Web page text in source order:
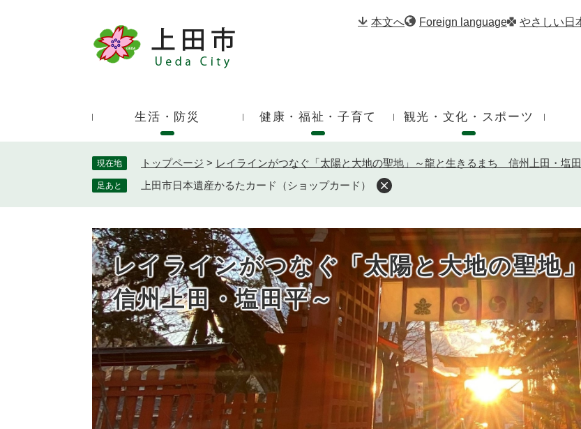
。
本文へ Foreign language やさしい日
ド
生活・防災 健康・福祉・子育て 観光・文化・スポーツ
現在地 トップページ > レイラインがつなぐ「太陽と大地の聖地」～龍と生きるまち 信州上田・塩
足あと 上田市日本遺産かるたカード（ショップカード）
レイラインがつなぐ「太陽と大地の聖
信州上田・塩田平～